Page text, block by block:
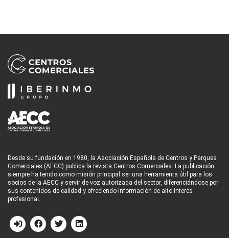
Desde su fundación en 1980, la Asociación Española de Centros y Parques
Comerciales (AECC) publica la revista Centros Comerciales. La publicación
siempre ha tenido como misión principal ser una herramienta útil para los
socios de la AECC y servir de voz autorizada del sector, diferenciándose por
sus contenidos de calidad y ofreciendo información de alto interés
profesional.